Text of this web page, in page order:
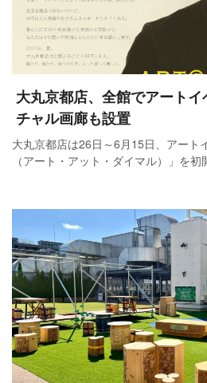
大丸京都店、全館でアート
チャル画廊も設置
大丸京都店は26日～6月15日、アート
（アート・アット・ダイマル）」を初